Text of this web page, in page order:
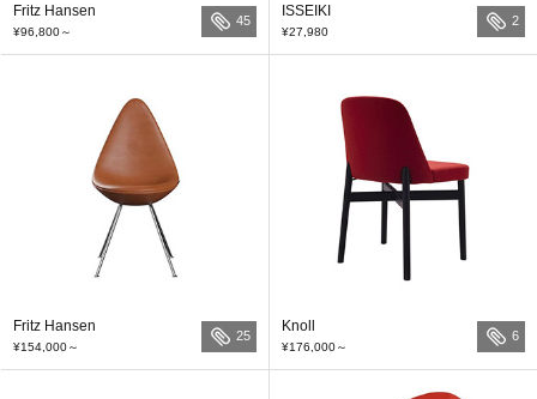
Fritz Hansen
¥96,800～
45
ISSEIKI
¥27,980
2
Fritz Hansen
¥154,000～
25
Knoll
¥176,000～
6